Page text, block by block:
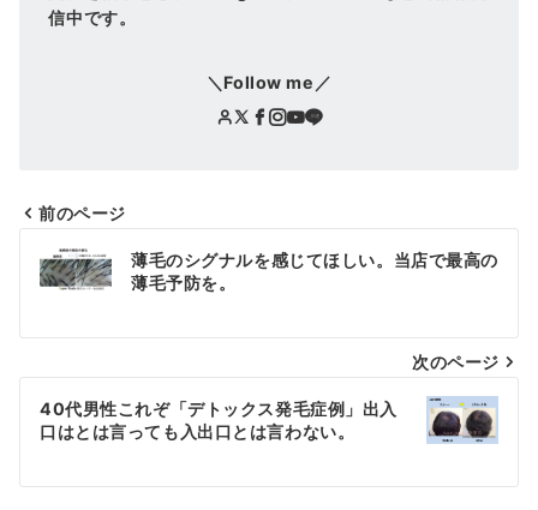
信中です。
＼Follow me／
稿
ナ
ビ
ゲ
シ
前のページ
薄毛のシグナルを感じてほしい。当店で最高の
薄毛予防を。
次のページ
40代男性これぞ「デトックス発毛症例」出入
口はとは言っても入出口とは言わない。